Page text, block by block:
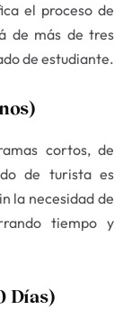
el proceso de
de más de tres
de estudiante.
cortos, de
de turista es
la necesidad de
tiempo y
Días)